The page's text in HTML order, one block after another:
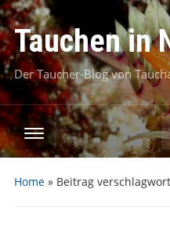
Tauchen in
Der Taucher-Blog von
Home» Beitrag